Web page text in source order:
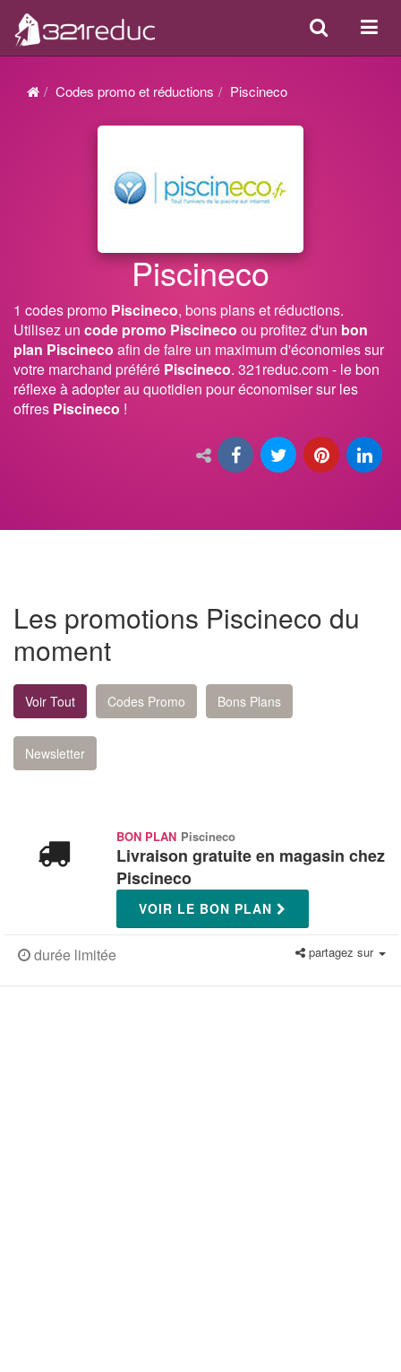
ou
Search
Codes promo et réductions Piscineco
Piscineco
1 codes promo Piscineco, bons plans et réductions.
Utilisez un code promo Piscineco ou profitez d'un bon
plan Piscineco afin de faire un maximum d'économies sur
votre marchand préféré Piscineco. 321reduc.com - le bon
réflexe à adopter au quotidien pour économiser sur les
offres Piscineco !
Les promotions Piscineco du
moment
Voir Tout Codes Promo Bons Plans
Newsletter
BON PLAN Piscineco
Livraison gratuite en magasin chez
Piscineco
VOIR LE BON PLAN
durée limitée partagez sur